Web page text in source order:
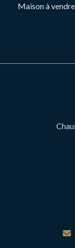
Maison à vendre